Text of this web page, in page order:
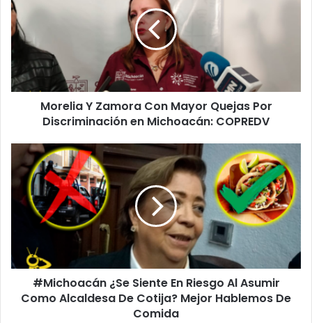
Zamora
Con
Mayor
Quejas
Por
Discriminación
en
Michoacán:
COPREDV
Morelia Y Zamora Con Mayor Quejas Por
Discriminación en Michoacán: COPREDV
#Michoacán
¿Se
Siente
Riesgo
Como
Alcaldesa
Cotija?
#Michoacán ¿Se Siente En Riesgo Al Asumir
Como Alcaldesa De Cotija? Mejor Hablemos De
Comida